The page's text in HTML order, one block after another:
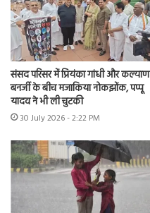
संसद परिसर में प्रियंका गांधी और कल्याण
बनर्जी के बीच मजाकिया नोकझोंक, पप्पू
यादव ने भी ली चुटकी
30 July 2026 - 2:22 PM